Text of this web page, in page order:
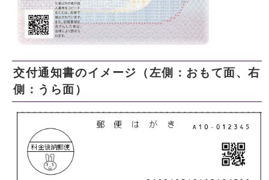
交付通知書のイメージ（左側：おもて面、右
側：うら面）